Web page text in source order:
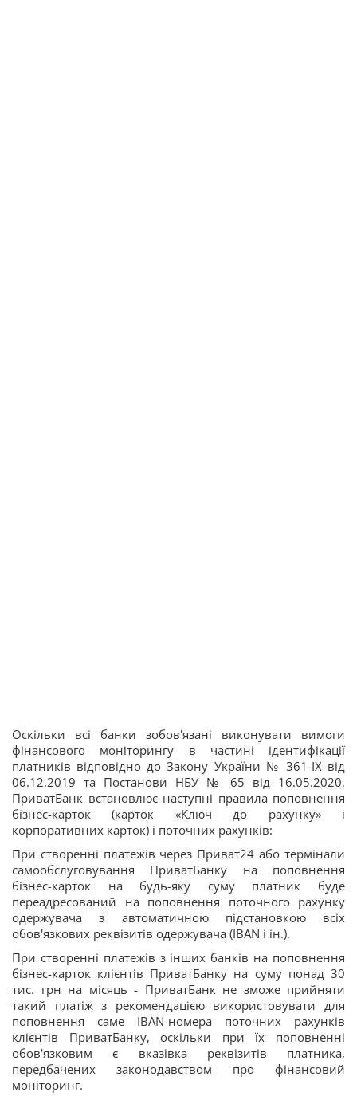
Оскільки всі банки зобов'язані виконувати вимоги
фінансового моніторингу в частині ідентифікації
платників відповідно до Закону України № 361-IX від
06.12.2019 та Постанови НБУ № 65 від 16.05.2020,
ПриватБанк встановлює наступні правила поповнення
бізнес-карток (карток «Ключ до рахунку» і
корпоративних карток) і поточних рахунків:
При створенні платежів через Приват24 або термінали
самообслуговування ПриватБанку на поповнення
бізнес-карток на будь-яку суму платник буде
переадресований на поповнення поточного рахунку
одержувача з автоматичною підстановкою всіх
обов'язкових реквізитів одержувача (IBAN і ін.).
При створенні платежів з інших банків на поповнення
бізнес-карток клієнтів ПриватБанку на суму понад 30
тис. грн на місяць - ПриватБанк не зможе прийняти
такий платіж з рекомендацією використовувати для
поповнення саме IBAN-номера поточних рахунків
клієнтів ПриватБанку, оскільки при їх поповненні
обов'язковим є вказівка реквізитів платника,
передбачених законодавством про фінансовий
моніторинг.